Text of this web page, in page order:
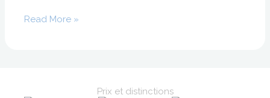
Read More »
Prix et distinctions